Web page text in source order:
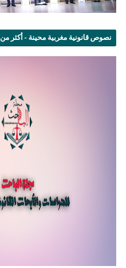
نصوص قانونية مغربية محينة - أكثر من 150 نص قانوني